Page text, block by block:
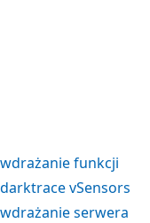
wdrażanie funkcji
darktrace vSensors
wdrażanie serwera